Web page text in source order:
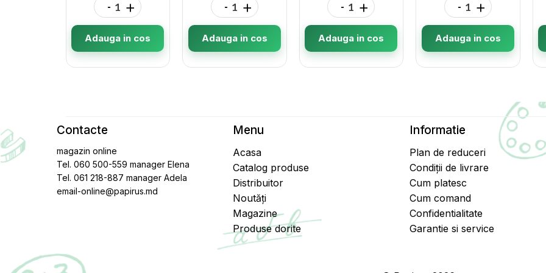
- +
Adauga in cos
- +
Adauga in cos
- +
Adauga in cos
- +
Adauga in cos
Contacte
magazin online
Tel. 060 500-559 manager Elena
Tel. 061 218-887 manager Adela
email-online@papirus.md
Menu
Acasa
Catalog produse
Distribuitor
Noutăți
Magazine
Produse dorite
Informatie
Plan de reduceri
Condiții de livrare
Cum platesc
Cum comand
Confidentialitate
Garantie si service